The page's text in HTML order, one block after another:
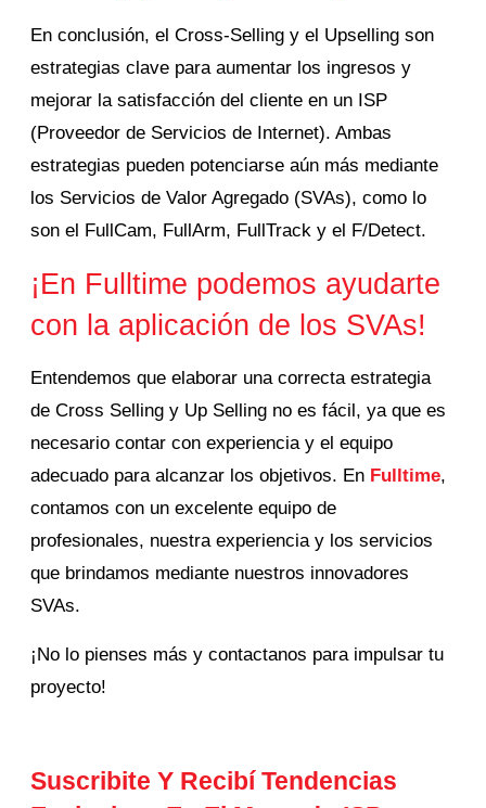
En conclusión, el Cross-Selling y el Upselling son
estrategias clave para aumentar los ingresos y
mejorar la satisfacción del cliente en un ISP
(Proveedor de Servicios de Internet).Ambas
estrategias pueden potenciarse aún más mediante
los Servicios de Valor Agregado (SVAs), como lo
son el FullCam, FullArm, FullTrack y el F/Detect.
¡En Fulltime podemos ayudarte
con la aplicación de los SVAs!
Entendemos que elaborar una correcta estrategia
de Cross Selling y Up Selling no es fácil, ya que es
necesario contar con experiencia y el equipo
adecuado para alcanzar los objetivos. En Fulltime,
contamos con un excelente equipo de
profesionales, nuestra experiencia y los servicios
que brindamos mediante nuestros innovadores
SVAs.
¡No lo pienses más y contactanos para impulsar tu
proyecto!
Suscribite Y Recibí Tendencias